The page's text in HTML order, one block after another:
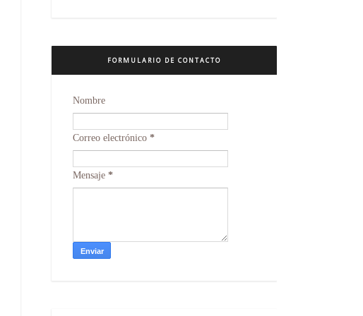
FORMULARIO DE CONTACTO
Nombre
Correo electrónico *
Mensaje *